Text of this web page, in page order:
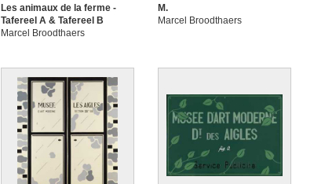
Les animaux de la ferme -
Tafereel A & Tafereel B
Marcel Broodthaers
M.
Marcel Broodthaers